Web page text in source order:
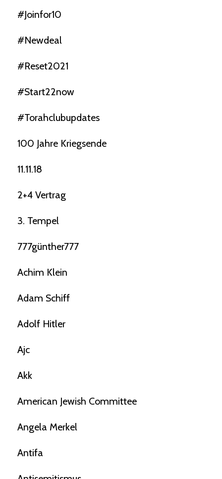
#joinfor10
#newdeal
#reset2021
#start22now
#torahclubupdates
100 Jahre Kriegsende
11.11.18
2+4 Vertrag
3. Tempel
777günther777
Achim Klein
Adam Schiff
Adolf Hitler
Ajc
Akk
American Jewish Committee
Angela Merkel
Antifa